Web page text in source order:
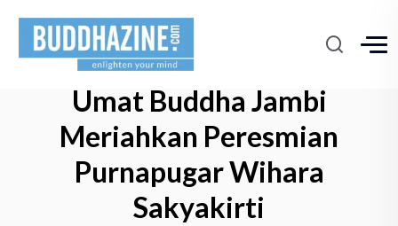
Umat Buddha Jambi
Meriahkan Peresmian
Purnapugar Wihara
Sakyakirti